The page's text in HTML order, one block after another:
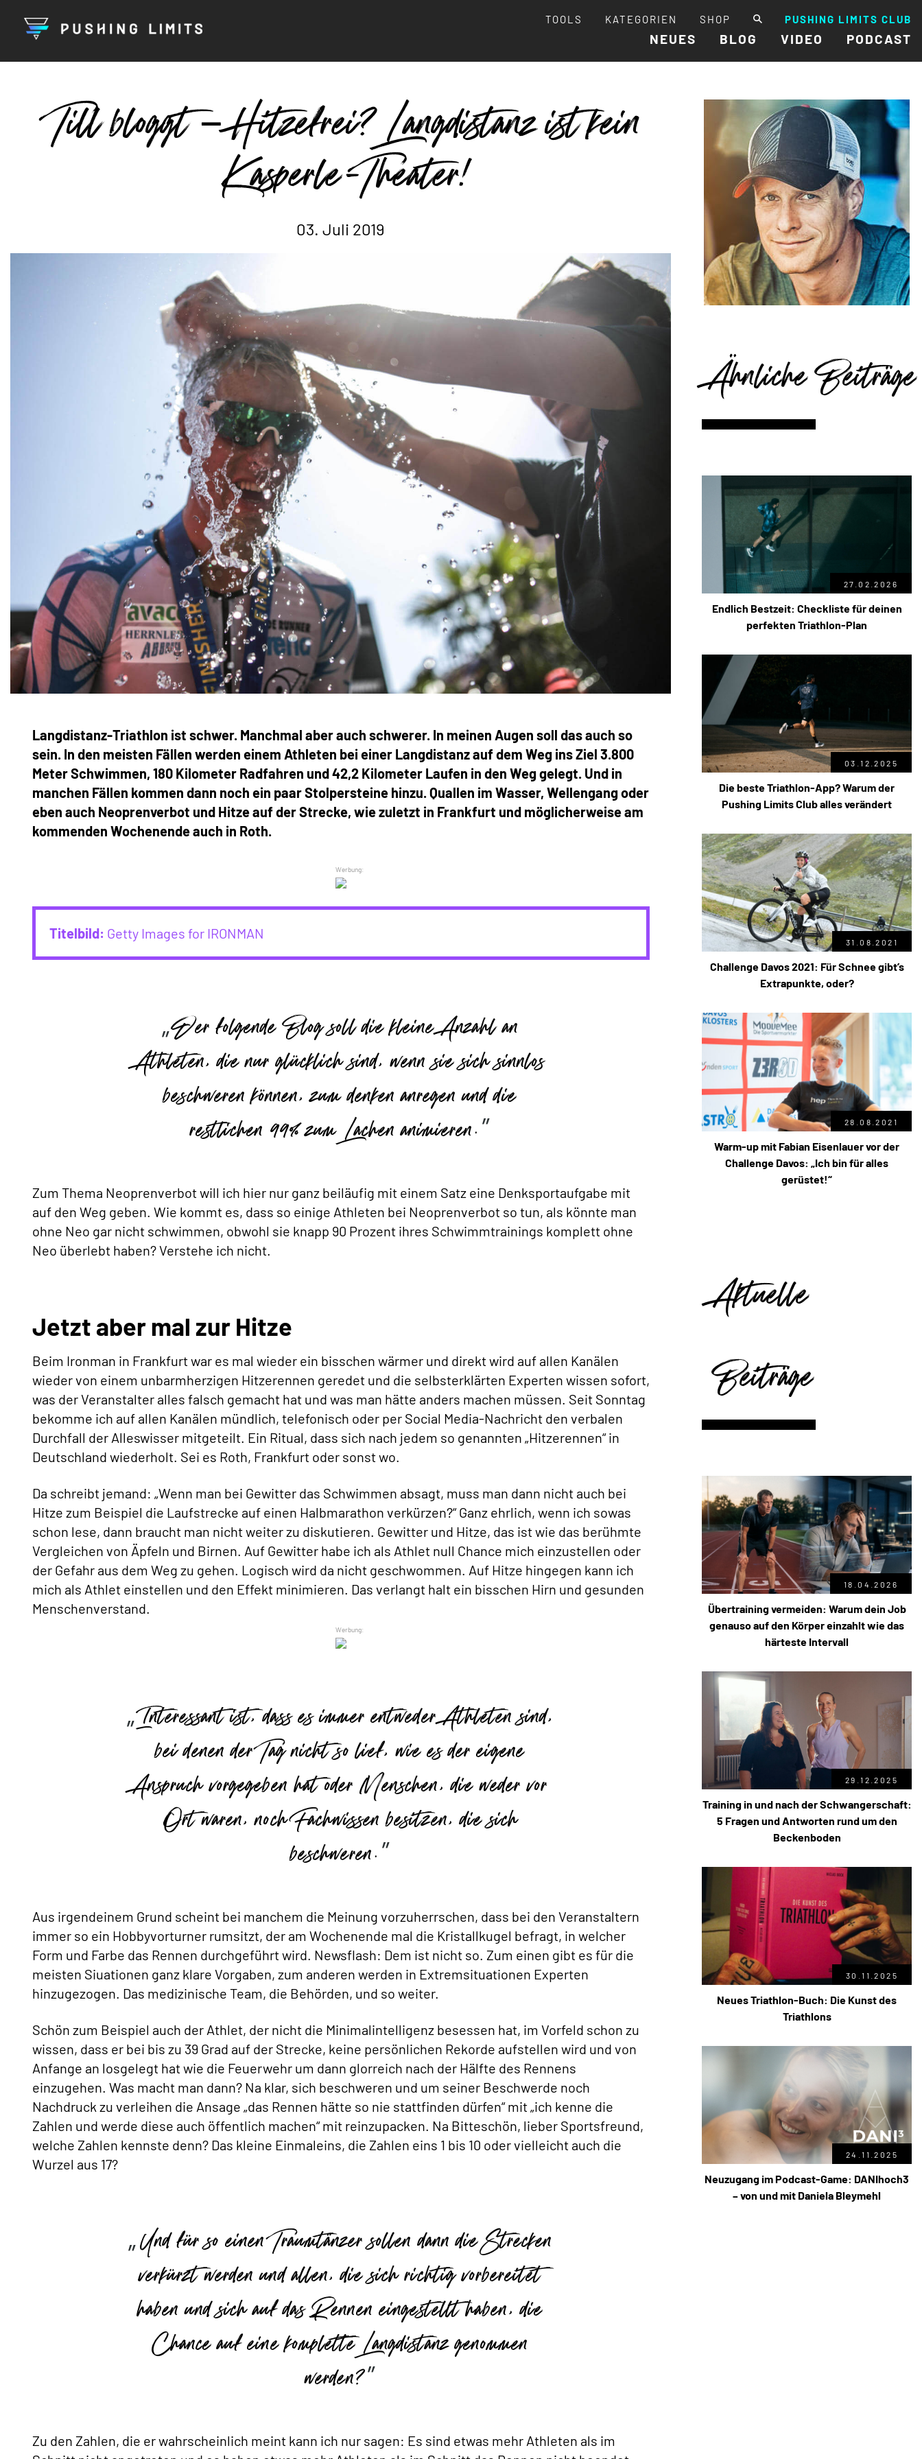
TOOLS KATEGORIEN SHOP PUSHING LIMITS CLUB
NEUES BLOG VIDEO PODCAST
Till bloggt – Hitzefrei? Langdistanz ist kein
Kasperle-Theater!
03. Juli 2019
Langdistanz-Triathlon ist schwer. Manchmal aber auch schwerer. In meinen Augen soll das auch so
sein. In den meisten Fällen werden einem Athleten bei einer Langdistanz auf dem Weg ins Ziel 3.800
Meter Schwimmen, 180 Kilometer Radfahren und 42,2 Kilometer Laufen in den Weg gelegt. Und in
manchen Fällen kommen dann noch ein paar Stolpersteine hinzu. Quallen im Wasser, Wellengang oder
eben auch Neoprenverbot und Hitze auf der Strecke, wie zuletzt in Frankfurt und möglicherweise am
kommenden Wochenende auch in Roth.
Titelbild: Getty Images for IRONMAN
Der folgende Blog soll die kleine Anzahl an
Athleten, die nur glücklich sind, wenn sie sich sinnlos
beschweren können, zum denken anregen und die
restlichen 99% zum Lachen animieren.
Zum Thema Neoprenverbot will ich hier nur ganz beiläufig mit einem Satz eine Denksportaufgabe mit
auf den Weg geben. Wie kommt es, dass so einige Athleten bei Neoprenverbot so tun, als könnte man
ohne Neo gar nicht schwimmen, obwohl sie knapp 90 Prozent ihres Schwimmtrainings komplett ohne
Neo überlebt haben? Verstehe ich nicht.
Jetzt aber mal zur Hitze
Beim Ironman in Frankfurt war es mal wieder ein bisschen wärmer und direkt wird auf allen Kanälen
wieder von einem unbarmherzigen Hitzerennen geredet und die selbsterklärten Experten wissen sofort,
was der Veranstalter alles falsch gemacht hat und was man hätte anders machen müssen. Seit Sonntag
bekomme ich auf allen Kanälen mündlich, telefonisch oder per Social Media-Nachricht den verbalen
Durchfall der Alleswisser mitgeteilt. Ein Ritual, dass sich nach jedem so genannten „Hitzerennen“ in
Deutschland wiederholt. Sei es Roth, Frankfurt oder sonst wo.
Da schreibt jemand: „Wenn man bei Gewitter das Schwimmen absagt, muss man dann nicht auch bei
Hitze zum Beispiel die Laufstrecke auf einen Halbmarathon verkürzen?“ Ganz ehrlich, wenn ich sowas
schon lese, dann braucht man nicht weiter zu diskutieren. Gewitter und Hitze, das ist wie das berühmte
Vergleichen von Äpfeln und Birnen. Auf Gewitter habe ich als Athlet null Chance mich einzustellen oder
der Gefahr aus dem Weg zu gehen. Logisch wird da nicht geschwommen. Auf Hitze hingegen kann ich
mich als Athlet einstellen und den Effekt minimieren. Das verlangt halt ein bisschen Hirn und gesunden
Menschenverstand.
Interessant ist, dass es immer entweder Athleten sind,
bei denen der Tag nicht so lief, wie es der eigene
Anspruch vorgegeben hat oder Menschen, die weder vor
Ort waren, noch Fachwissen besitzen, die sich
beschweren.
Aus irgendeinem Grund scheint bei manchem die Meinung vorzuherrschen, dass bei den Veranstaltern
immer so ein Hobbyvorturner rumsitzt, der am Wochenende mal die Kristallkugel befragt, in welcher
Form und Farbe das Rennen durchgeführt wird. Newsflash: Dem ist nicht so. Zum einen gibt es für die
meisten Siuationen ganz klare Vorgaben, zum anderen werden in Extremsituationen Experten
hinzugezogen. Das medizinische Team, die Behörden, und so weiter.
Schön zum Beispiel auch der Athlet, der nicht die Minimalintelligenz besessen hat, im Vorfeld schon zu
wissen, dass er bei bis zu 39 Grad auf der Strecke, keine persönlichen Rekorde aufstellen wird und von
Anfange an losgelegt hat wie die Feuerwehr um dann glorreich nach der Hälfte des Rennens
einzugehen. Was macht man dann? Na klar, sich beschweren und um seiner Beschwerde noch
Nachdruck zu verleihen die Ansage „das Rennen hätte so nie stattfinden dürfen“ mit „ich kenne die
Zahlen und werde diese auch öffentlich machen“ mit reinzupacken. Na Bitteschön, lieber Sportsfreund,
welche Zahlen kennste denn? Das kleine Einmaleins, die Zahlen eins 1 bis 10 oder vielleicht auch die
Wurzel aus 17?
Und für so einen Traumtänzer sollen dann die Strecken
verkürzt werden und allen, die sich richtig vorbereitet
haben und sich auf das Rennen eingestellt haben, die
Chance auf eine komplette Langdistanz genommen
werden?
Zu den Zahlen, die er wahrscheinlich meint kann ich nur sagen: Es sind etwas mehr Athleten als im
Ähnliche Beiträge
27.02.2026
Endlich Bestzeit: Checkliste für deinen
perfekten Triathlon-Plan
03.12.2025
Die beste Triathlon-App? Warum der
Pushing Limits Club alles verändert
31.08.2021
Challenge Davos 2021: Für Schnee gibt’s
Extrapunkte, oder?
28.08.2021
Warm-up mit Fabian Eisenlauer vor der
Challenge Davos: „Ich bin für alles
gerüstet!“
Aktuelle
Beiträge
18.04.2026
Übertraining vermeiden: Warum dein Job
genauso auf den Körper einzahlt wie das
härteste Intervall
29.12.2025
Training in und nach der Schwangerschaft:
5 Fragen und Antworten rund um den
Beckenboden
30.11.2025
Neues Triathlon-Buch: Die Kunst des
Triathlons
24.11.2025
Neuzugang im Podcast-Game: DANIhoch3
– von und mit Daniela Bleymehl